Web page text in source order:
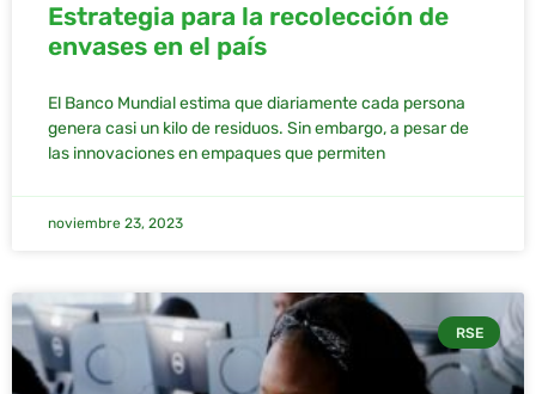
Estrategia para la recolección de
envases en el país
El Banco Mundial estima que diariamente cada persona
genera casi un kilo de residuos. Sin embargo, a pesar de
las innovaciones en empaques que permiten
noviembre 23, 2023
RSE